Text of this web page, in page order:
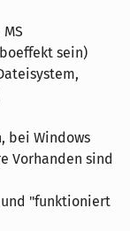
sein)
bei Windows
Vorhanden sind
und "funktioniert